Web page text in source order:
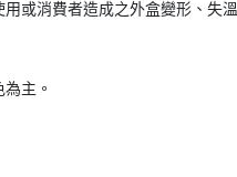
或消費者造成之外盒變形、失
主。